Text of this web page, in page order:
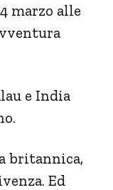
marzo alle
e India
britannica,
Ed